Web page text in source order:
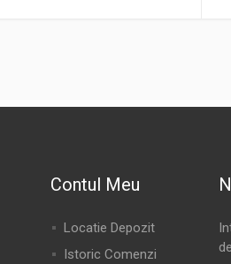
Contul Meu
Locatie Depozit
Istoric Comenzi